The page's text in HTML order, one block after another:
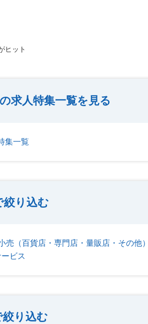
ヒット
求人特集一覧を見る
集一覧
絞り込む
売（百貨店・専門店・量販店・その他）
ビス
り込む